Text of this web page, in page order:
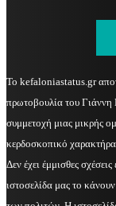
Το kefaloniastatus.gr
πρωτοβουλία του Γιάννη
συμμετοχή μιας μικρής
κερδοσκοπικό χαρακτήρα
Δεν έχει έμμισθες
ιστοσελίδα μας το